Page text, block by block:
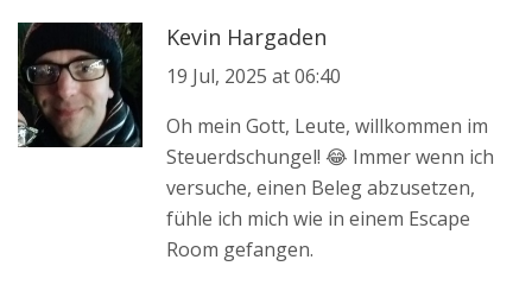
Kevin Hargaden
19 Jul, 2025 at 06:40
Oh mein Gott, Leute, willkommen im
Steuerdschungel! 😂 Immer wenn ich
versuche, einen Beleg abzusetzen,
fühle ich mich wie in einem Escape
Room gefangen.